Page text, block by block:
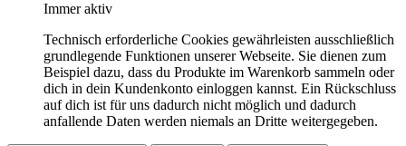
Immer aktiv
Technisch erforderliche Cookies gewährleisten ausschließlich
grundlegende Funktionen unserer Webseite. Sie dienen zum
Beispiel dazu, dass du Produkte im Warenkorb sammeln oder
dich in dein Kundenkonto einloggen kannst. Ein Rückschluss
auf dich ist für uns dadurch nicht möglich und dadurch
anfallende Daten werden niemals an Dritte weitergegeben.